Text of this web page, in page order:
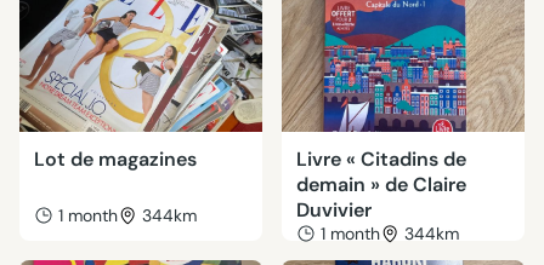
Lot de magazines
1 month 344km
Livre « Citadins de
demain » de Claire
Duvivier
1 month 344km